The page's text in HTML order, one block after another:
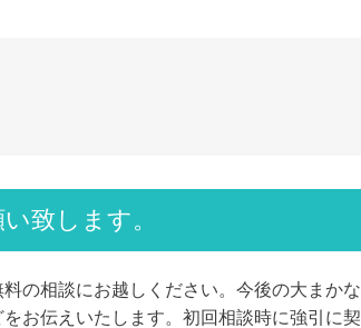
致します。
の相談にお越しください。今後の大まかな
お伝えいたします。初回相談時に強引に契